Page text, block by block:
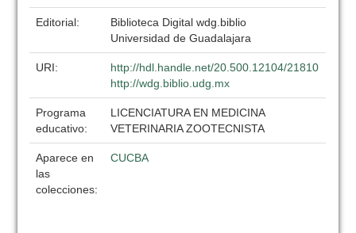
Editorial:
Biblioteca Digital wdg.biblio
Universidad de Guadalajara
URI:
http://hdl.handle.net/20.500.12104/21810
http://wdg.biblio.udg.mx
Programa
educativo:
LICENCIATURA EN MEDICINA
VETERINARIA ZOOTECNISTA
Aparece en
las
colecciones:
CUCBA